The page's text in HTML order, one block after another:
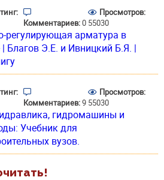
Комментариев:0
Просмотров:
55030
регулирующая арматура в
| Благов Э.Е. и Ивницкий Б.Я. |
Комментариев:9
Просмотров:
55030
гидромашины и
Учебник для
вузов.